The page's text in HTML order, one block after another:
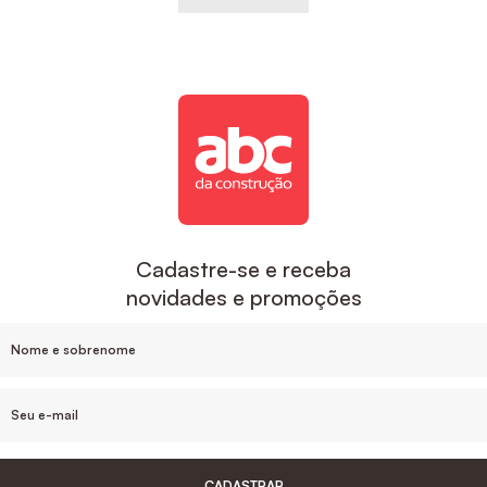
Cadastre-se e receba
novidades e promoções